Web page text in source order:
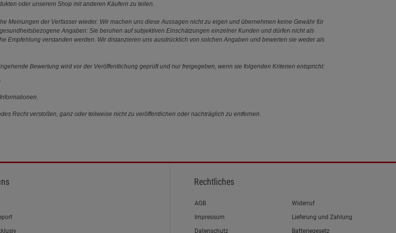
oder unserem Shop mit anderen Käufern zu teilen.
Meinungen der Verfasser wieder. Wir machen uns diese Aussagen nicht zu eigen und übernehmen keine Gewähr für
Angaben: Sie beruhen auf subjektiven Einschätzungen einzelner Kunden und dürfen nicht als
Empfehlung verstanden werden. Wir distanzieren uns ausdrücklich von solchen Angaben und bewerten sie weder als
Bewertung wird vor der Veröffentlichung geprüft und nur freigegeben, wenn sie folgenden Kriterien entspricht:
Recht verstoßen, ganz oder teilweise nicht zu veröffentlichen oder nachträglich zu entfernen.
Rechtliches
Link zum/zur
AGB
Link zum/zur
Impressum
Link zum/zur
Datenschutz
Widerruf
Lieferung und Zahlung
Batteriegesetz